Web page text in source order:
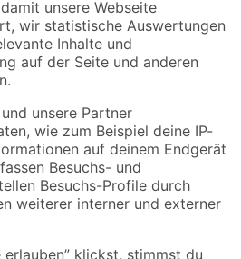
Versandarten